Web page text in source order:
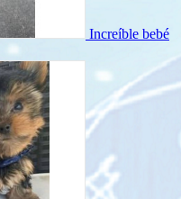
Increíble bebé